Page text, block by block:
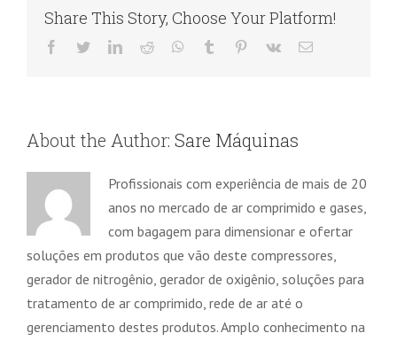
Share This Story, Choose Your Platform!
Facebook
TwitterLinkedIn
Reddit WhatsApp
Tumblr Pinterest
Vk Email
About the Author: Sare Máquinas
Profissionais com experiência de mais de 20
anos no mercado de ar comprimido e gases,
com bagagem para dimensionar e ofertar
soluções em produtos que vão deste compressores,
gerador de nitrogênio, gerador de oxigênio, soluções para
tratamento de ar comprimido, rede de ar até o
gerenciamento destes produtos. Amplo conhecimento na